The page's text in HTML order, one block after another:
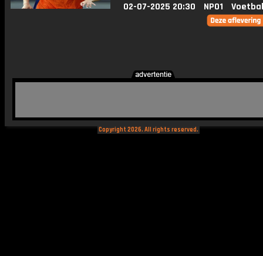
02-07-2025 20:30 NPO1
Copyright 2026. All rights reserved.